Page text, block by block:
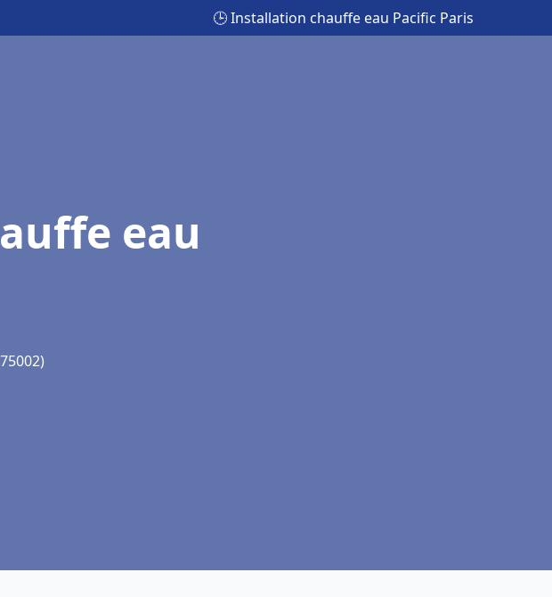
🕒 Installation chauffe eau Pacific Paris
eau